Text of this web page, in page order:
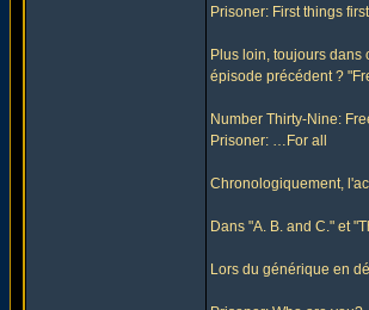
Prisoner: First things
Plus loin, toujours dans
épisode précédent ?
Number Thirty-Nine:
Prisoner: …For all
Chronologiquement,
Dans "A. B. and C." et
Lors du générique en